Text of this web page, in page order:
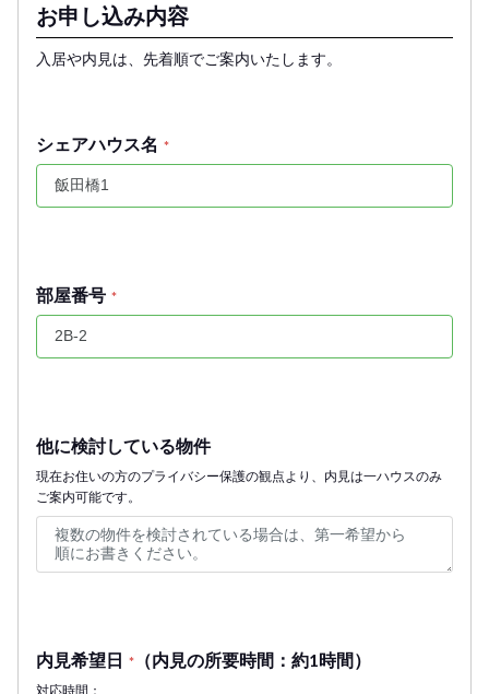
お申し込み内容
入居や内見は、先着順でご案内いたします。
シェアハウス名 *
部屋番号 *
他に検討している物件
現在お住いの方のプライバシー保護の観点より、内見は一ハウスのみ
ご案内可能です。
内見希望日 * （内見の所要時間：約1時間）
対応時間：